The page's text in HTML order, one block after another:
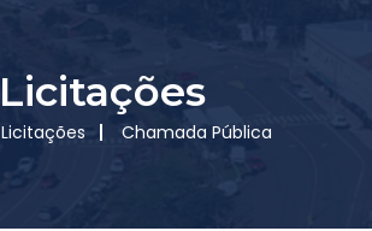
Licitações
Licitações Chamada Pública